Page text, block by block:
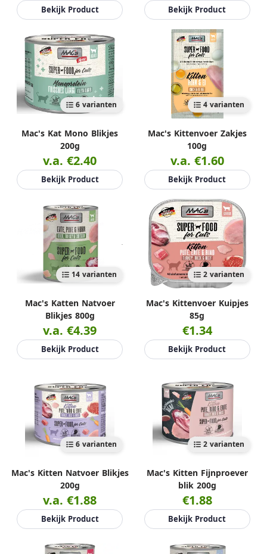
Bekijk Product Bekijk Product
6 varianten
Mac's Kat Mono Blikjes
200g
v.a. €2.40
Bekijk Product
4 varianten
Mac's Kittenvoer Zakjes
100g
v.a. €1.60
Bekijk Product
14 varianten
Mac's Katten Natvoer
Blikjes 800g
v.a. €4.39
Bekijk Product
2 varianten
Mac's Kittenvoer Kuipjes
85g
€1.34
Bekijk Product
6 varianten
Mac's Kitten Natvoer Blikjes
200g
v.a. €1.88
Bekijk Product
2 varianten
Mac's Kitten Fijnproever
blik 200g
€1.88
Bekijk Product